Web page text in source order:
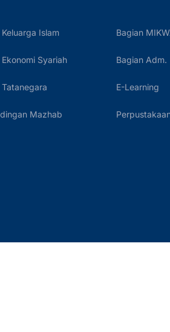
Islam
Syariah
Mazhab
Bagian
Bagian Adm.
E-Learning